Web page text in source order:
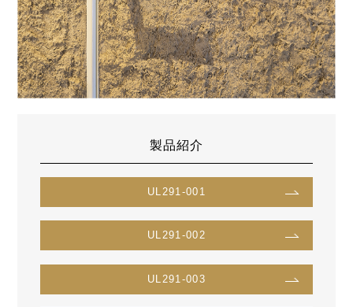
製品紹介
UL291-001
UL291-002
UL291-003